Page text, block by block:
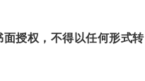
授权，不得以任何形式转